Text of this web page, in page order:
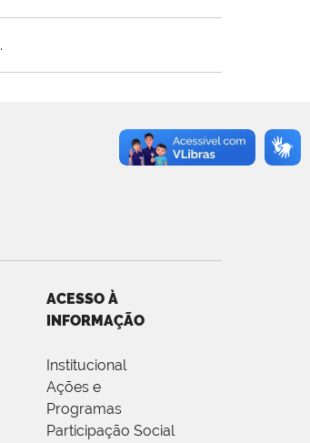
.
ACESSO À
INFORMAÇÃO
Institucional
Ações e
Programas
Participação Social